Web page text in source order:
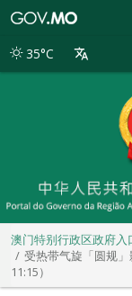
别
35°C
澳门特别行政区政府入
受热带气旋「圆规
11:15）